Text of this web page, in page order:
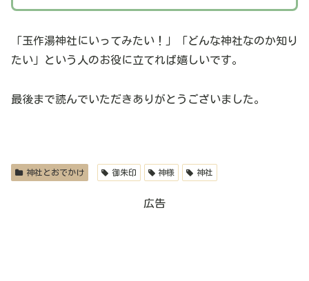
「玉作湯神社にいってみたい！」「どんな神社なのか知り
たい」という人のお役に立てれば嬉しいです。
最後まで読んでいただきありがとうございました。
神社とおでかけ 御朱印 神様 神社
広告